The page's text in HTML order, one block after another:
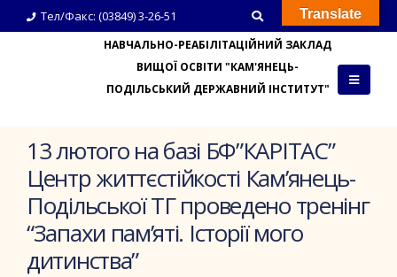
Тел/Факс: (03849) 3-26-51
НАВЧАЛЬНО-РЕАБІЛІТАЦІЙНИЙ ЗАКЛАД
ВИЩОЇ ОСВІТИ "КАМ'ЯНЕЦЬ-
ПОДІЛЬСЬКИЙ ДЕРЖАВНИЙ ІНСТИТУТ"
13 лютого на базі БФ”КАРІТАС”
Центр життєстійкості Камʼянець-
Подільської ТГ проведено тренінг
“Запахи памʼяті. Історії мого
дитинства”
Translate